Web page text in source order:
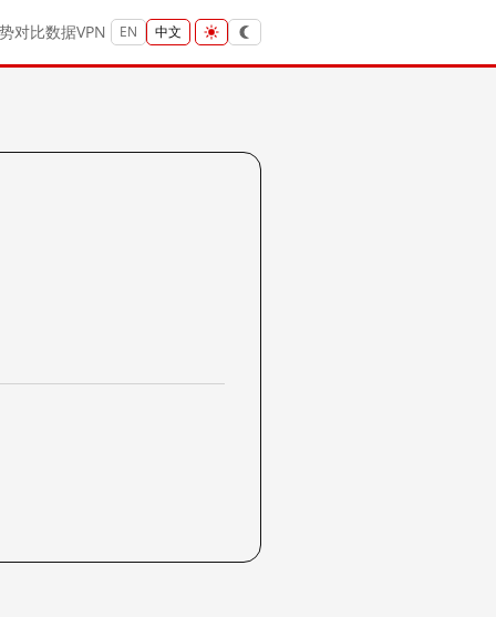
对比数据VPN EN 中文